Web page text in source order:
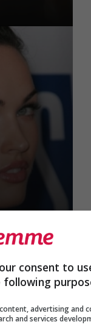
gli
consent to
advertising and
and services